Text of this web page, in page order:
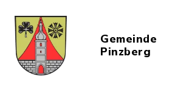
Gemeinde
Pinzberg